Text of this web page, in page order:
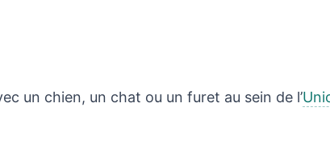
un chien, un chat ou un furet au sein de l’